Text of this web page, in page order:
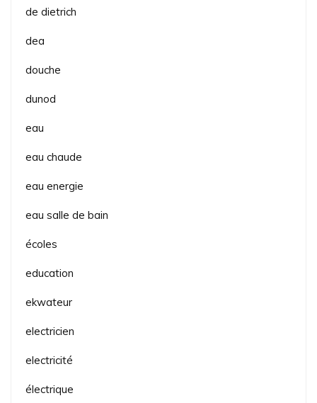
de dietrich
dea
douche
dunod
eau
eau chaude
eau energie
eau salle de bain
écoles
education
ekwateur
electricien
electricité
électrique